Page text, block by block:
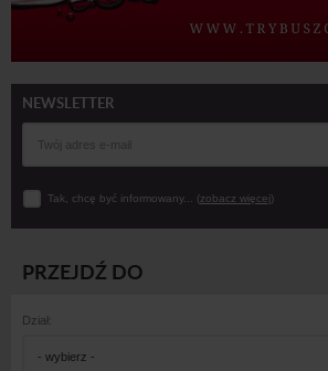
NEWSLETTER
Tak, chcę być informowany... (zobacz więcej)
PRZEJDŹ DO
Dział:
- wybierz -